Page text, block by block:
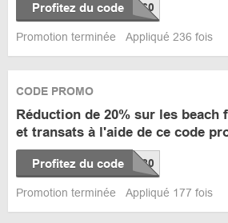
Profitez du code
Promotion terminée Appliqué 236 fois
CODE PROMO
Réduction de 20% sur les beach
et transats à l'aide de ce code
Profitez du code
Promotion terminée Appliqué 177 fois